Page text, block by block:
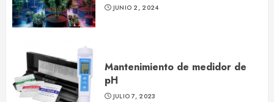
JUNIO 2, 2024
Mantenimiento de medidor de
pH
JULIO 7, 2023